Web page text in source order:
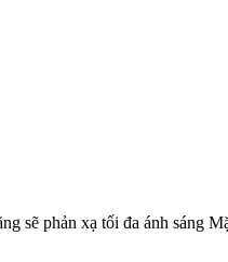
sẽ phản xạ tối đa ánh sáng